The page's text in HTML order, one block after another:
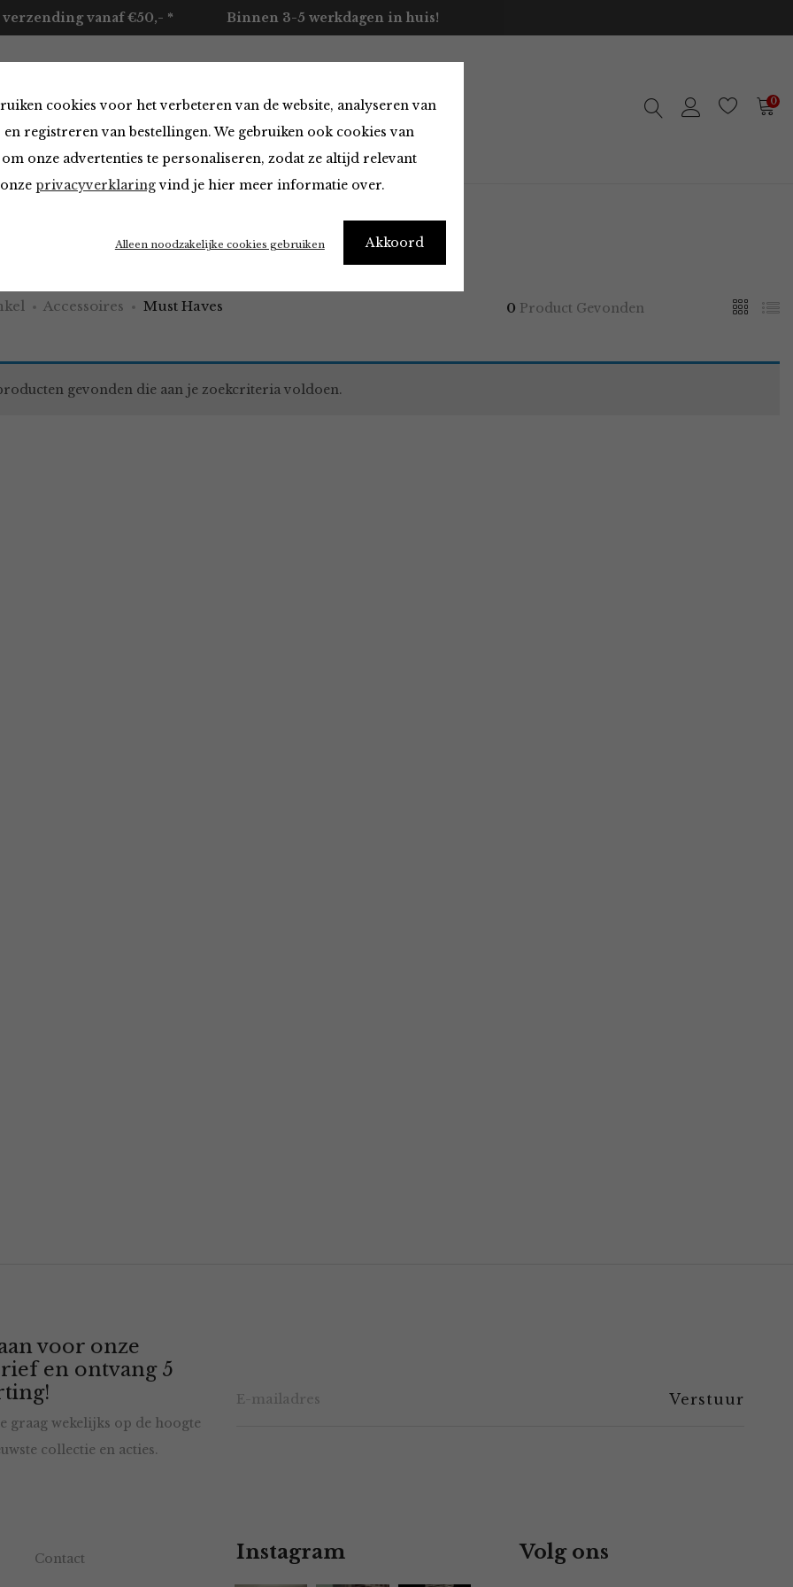
cookies voor het verbeteren van de website, analyseren van
en registreren van bestellingen. We gebruiken ook cookies van
onze advertenties te personaliseren, zodat ze altijd relevant
privacyverklaringvind je hier meer informatie over.
Akkoord
Alleen noodzakelijke cookies gebruiken
verzending vanaf €50,- * Binnen 3-5 werkdagen in huis!
Merken Over ons Contact 0
Accessoires Must Haves 0 Product Gevonden
gevonden die aan je zoekcriteria voldoen.
voor onze
en ontvang 5
graag wekelijks op de hoogte
collectie en acties.
Contact Instagram Volg ons